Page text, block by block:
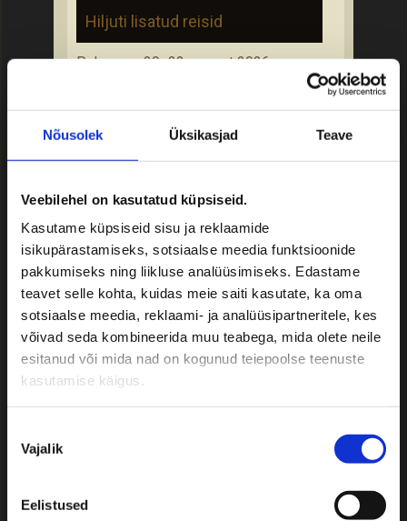
Nõusolek Üksikasjad Teave
Veebilehel on kasutatud küpsiseid.
Kasutame küpsiseid sisu ja reklaamide
isikupärastamiseks, sotsiaalse meedia funktsioonide
pakkumiseks ning liikluse analüüsimiseks. Edastame
teavet selle kohta, kuidas meie saiti kasutate, ka oma
sotsiaalse meedia, reklaami- ja analüüsipartneritele, kes
võivad seda kombineerida muu teabega, mida olete neile
esitanud või mida nad on kogunud teiepoolse teenuste
kasutamise käigus.
valik
Vajalik
Eelistused
Hiljuti lisatud reisid
Palanga – 20.-22. august 2026
vanausuliste elulaad – 6. september
2026
Maitseelamusreis Lätimaale! – 12.-13.
Soome loodusreis! Korkeasaari
loomaaed ja Nuuksio Rahvuspargi
rajad – 19.-20. september 2026
Õpilasreisid 2026
Bussi tellides teatage:
• Reisijate arv
• Soovitud reisi kuupäevad